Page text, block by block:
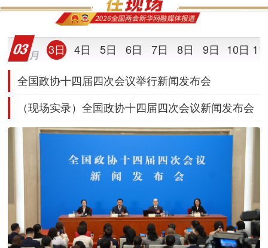
3日 4日 5日 6日 7日 8日 9日 10日 11
全国政协十四届四次会议举行新闻发布会
（现场实录）全国政协十四届四次会议新闻发布会